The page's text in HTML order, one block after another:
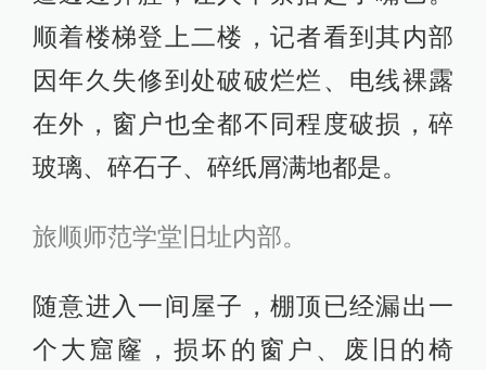
顺着楼梯登上二楼，记者看到其内部
因年久失修到处破破烂烂、电线裸露
在外，窗户也全都不同程度破损，碎
玻璃、碎石子、碎纸屑满地都是。
旅顺师范学堂旧址内部。
随意进入一间屋子，棚顶已经漏出一
个大窟窿，损坏的窗户、废旧的椅